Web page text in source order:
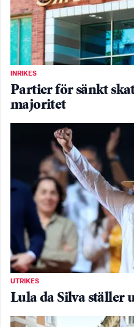
INRIKES
Partier för sänkt
majoritet
UTRIKES
Lula da Silva ställer